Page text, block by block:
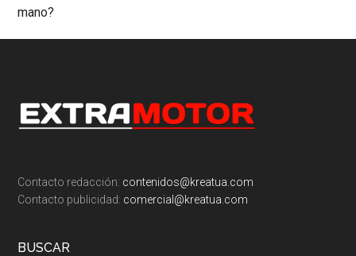
mano?
Footer
Contacto redacción: contenidos@kreatua.com
Contacto publicidad: comercial@kreatua.com
BUSCAR